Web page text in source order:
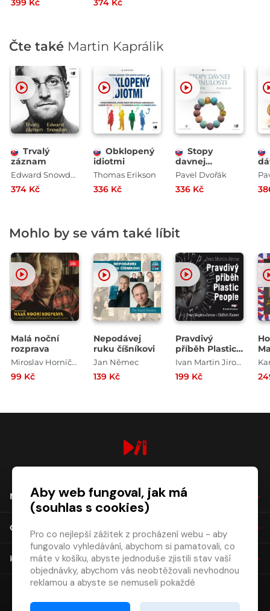
399 Kč 374 Kč
Čte také Martin Kaprálik
Trvalý
záznam
Edward Snowden
374 Kč
Obklopený
idiotmi
Thomas Erikson
336 Kč
Stopy
davnej
minulosti -
Pavel Dvořák
336 Kč
Mohlo by se vám také líbit
Malá noční
rozprava
Miroslav Horníček , Katarzyna Gärtner , Ernest Bryll
99 Kč
Nepodávej
ruku číšníkovi
Jan Němec
139 Kč
Pravdivý
příběh Plastic
People
Ivan Martin Jirous
199 Kč
NÁKUP
O SPOLEČNOSTI
KONTAKT
Aby web fungoval, jak má
(souhlas s cookies)
Pro co nejlepší zážitek z procházení webu - aby
fungovalo vyhledávání, abychom si pamatovali, co
máte v košíku, abyste jednoduše zjistili stav vaší
objednávky, abychom vás neobtěžovali nevhodnou
reklamou a abyste se nemuseli pokaždé